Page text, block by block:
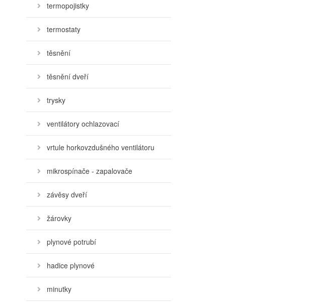
termopojistky
termostaty
těsnění
těsnění dveří
trysky
ventilátory ochlazovací
vrtule horkovzdušného ventilátoru
mikrospínače - zapalovače
závěsy dveří
žárovky
plynové potrubí
hadice plynové
minutky